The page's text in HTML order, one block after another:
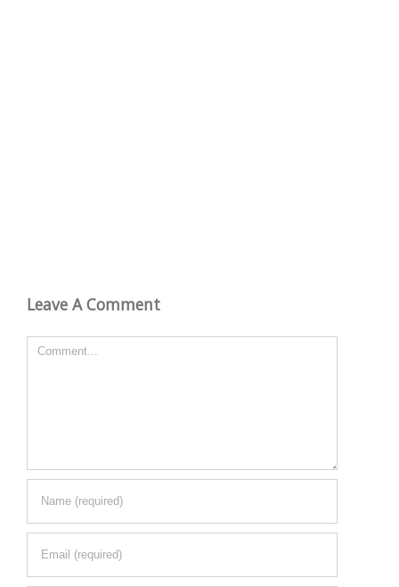
Leave A Comment
Comment